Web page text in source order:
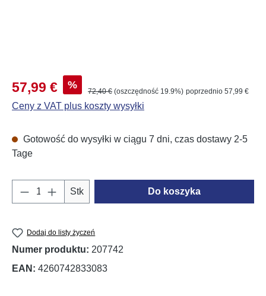
Cena sprzedaży:
57,99 € % Cena regularna:
72,40 € (oszczędność 19.9%) poprzednio 57,99 €
Ceny z VAT plus koszty wysyłki
Gotowość do wysyłki w ciągu 7 dni, czas dostawy 2-5
Tage
Ilość produktu: Wprowadź żądaną ilość
Stk Do koszyka
Dodaj do listy życzeń
Numer produktu: 207742
EAN: 4260742833083